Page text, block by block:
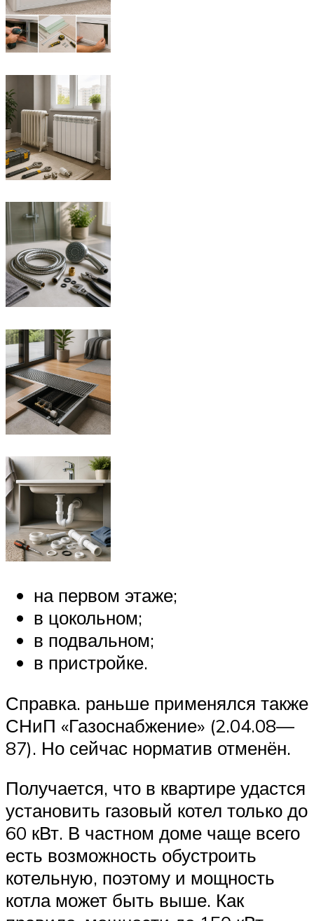
на первом этаже;
в цокольном;
в подвальном;
в пристройке.
Справка. раньше применялся также
СНиП «Газоснабжение» (2.04.08—
87). Но сейчас норматив отменён.
Получается, что в квартире удастся
установить газовый котел только до
60 кВт. В частном доме чаще всего
есть возможность обустроить
котельную, поэтому и мощность
котла может быть выше. Как